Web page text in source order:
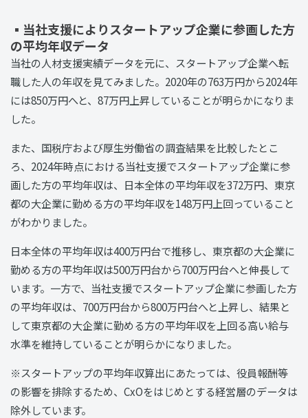
▪️当社支援によりスタートアップ企業に参画した方
の平均年収データ
当社の人材支援実績データを元に、スタートアップ企業へ転
職した人の年収を見てみました。2020年の763万円から2024年
には850万円へと、87万円上昇していることが明らかになりま
した。
また、国税庁および厚生労働省の調査結果を比較したとこ
ろ、2024年時点における当社支援でスタートアップ企業に参
画した方の平均年収は、日本全体の平均年収を372万円、東京
都の大企業に勤める方の平均年収を148万円上回っていること
がわかりました。
日本全体の平均年収は400万円台で推移し、東京都の大企業に
勤める方の平均年収は500万円台から700万円台へと伸長して
います。一方で、当社支援でスタートアップ企業に参画した方
の平均年収は、700万円台から800万円台へと上昇し、結果と
して東京都の大企業に勤める方の平均年収を上回る高い給与
水準を維持していることが明らかになりました。
※スタートアップの平均年収算出にあたっては、役員報酬等
の影響を排除するため、CxOをはじめとする経営層のデータは
除外しています。